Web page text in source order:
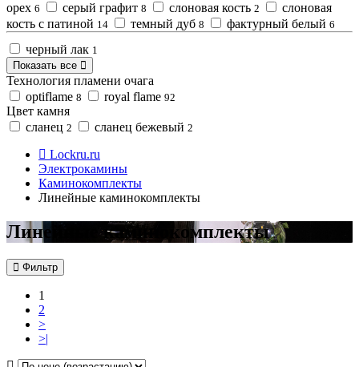
орех 6 серый графит 8 слоновая кость 2
слоновая
кость с патиной 14 темный дуб 8 фактурный белый 6
черный лак 1
Показать все
Технология пламени очага
optiflame 8 royal flame 92
Цвет камня
сланец 2 сланец бежевый 2
Lockru.ru
Электрокамины
Каминокомплекты
Линейные каминокомплекты
Линейные каминокомплекты
Фильтр
1
2
>
>|